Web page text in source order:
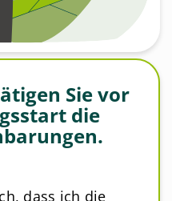
Sie vor
die
dass ich die